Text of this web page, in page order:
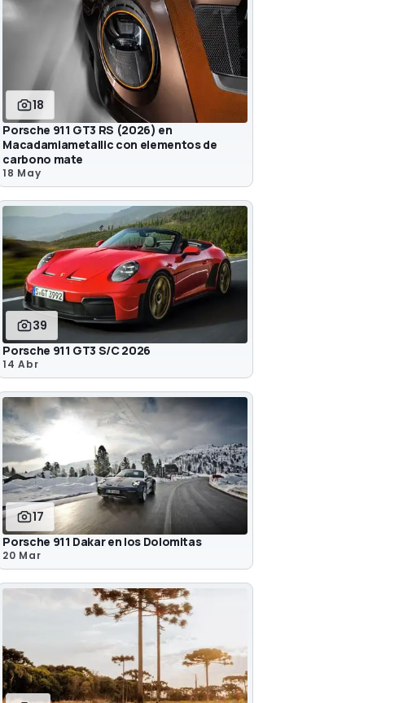
18
Porsche 911 GT3 RS (2026) en
Macadamiametallic con elementos de
carbono mate
18 May
39
Porsche 911 GT3 S/C 2026
14 Abr
17
Porsche 911 Dakar en los Dolomitas
20 Mar